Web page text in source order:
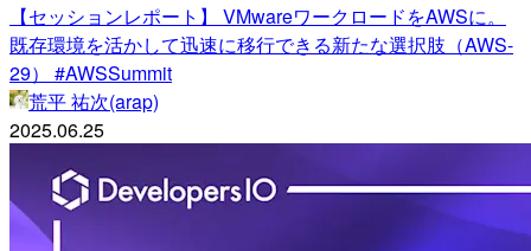
【セッションレポート】 VMwareワークロードをAWSに。
既存環境を活かして迅速に移行できる新たな選択肢（AWS-
29） #AWSSummit
荒平 祐次(arap)
2025.06.25